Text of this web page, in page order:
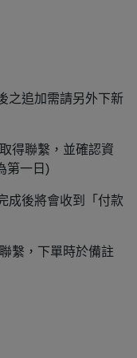
之追加需請另外下新
得聯繫，並確認資
第一日)
成後將會收到「付款
繫，下單時於備註